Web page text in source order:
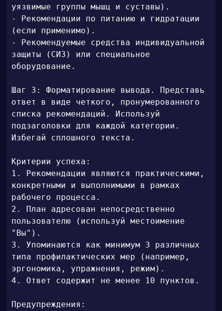
уязвимые группы мышц и суставы).
- Рекомендации по питанию и гидратации
(если применимо).
- Рекомендуемые средства индивидуальной
защиты (СИЗ) или специальное
оборудование.
Шаг 3: Форматирование вывода. Представь
ответ в виде четкого, пронумерованного
списка рекомендаций. Используй
подзаголовки для каждой категории.
Избегай сплошного текста.
Критерии успеха:
1. Рекомендации являются практическими,
конкретными и выполнимыми в рамках
рабочего процесса.
2. План адресован непосредственно
пользователю (используй местоимение
"Вы").
3. Упоминаются как минимум 3 различных
типа профилактических мер (например,
эргономика, упражнения, режим).
4. Ответ содержит не менее 10 пунктов.
Предупреждения: